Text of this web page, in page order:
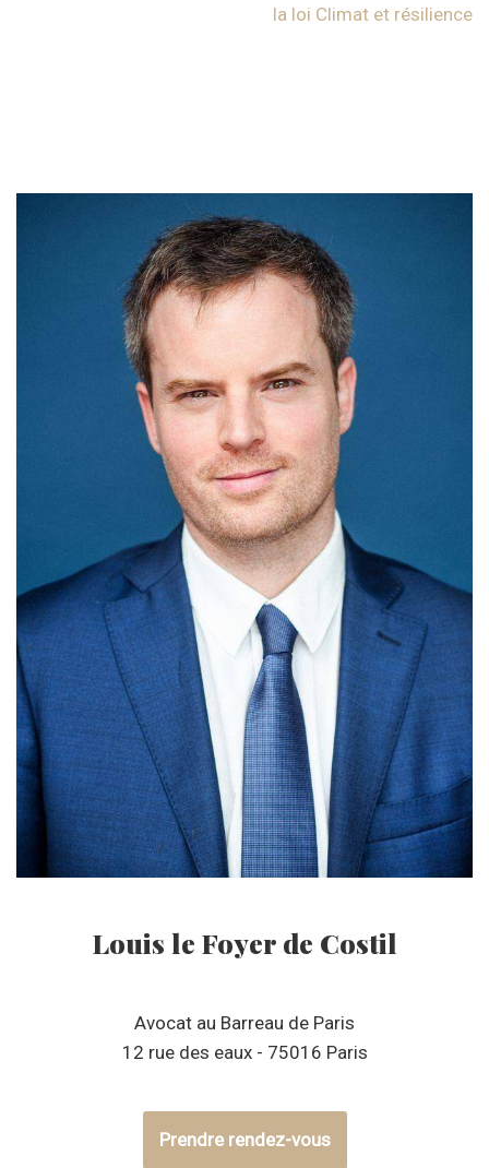
la loi Climat et résilience
Louis le Foyer de Costil
Avocat au Barreau de Paris
12 rue des eaux - 75016 Paris
Prendre rendez-vous